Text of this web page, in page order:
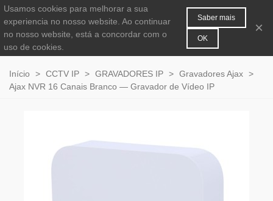
0
Início > CCTV IP > GRAVADORES IP > Gravadores Ajax >
Ajax NVR 16 Canais Branco — Gravador de Vídeo IP
Usamos cookies para melhorar a sua
experiencia no nosso website. Ao continuar
no nosso website, está a concordar com o
uso de cookies.
Saber mais
OK
×